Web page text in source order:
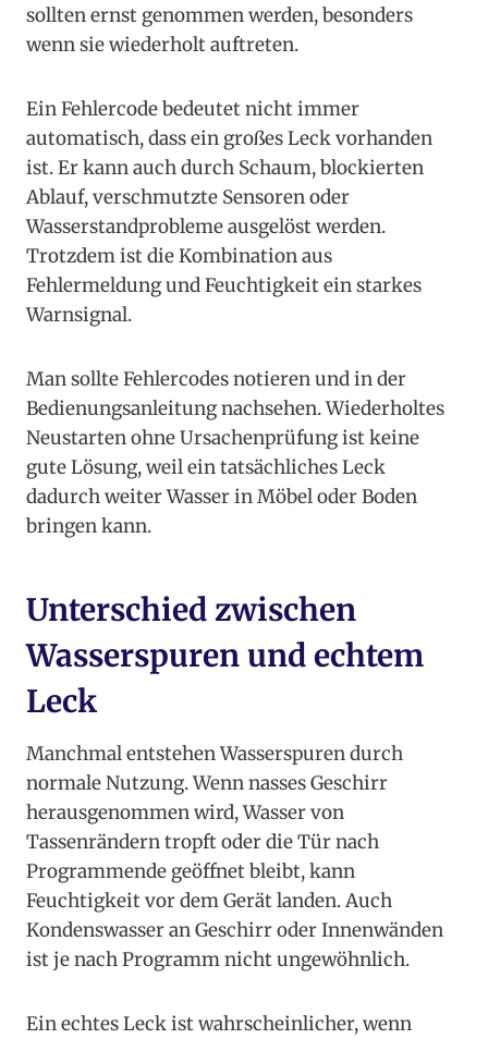
sollten ernst genommen werden, besonders
wenn sie wiederholt auftreten.
Ein Fehlercode bedeutet nicht immer
automatisch, dass ein großes Leck vorhanden
ist. Er kann auch durch Schaum, blockierten
Ablauf, verschmutzte Sensoren oder
Wasserstandprobleme ausgelöst werden.
Trotzdem ist die Kombination aus
Fehlermeldung und Feuchtigkeit ein starkes
Warnsignal.
Man sollte Fehlercodes notieren und in der
Bedienungsanleitung nachsehen. Wiederholtes
Neustarten ohne Ursachenprüfung ist keine
gute Lösung, weil ein tatsächliches Leck
dadurch weiter Wasser in Möbel oder Boden
bringen kann.
Unterschied zwischen
Wasserspuren und echtem
Leck
Manchmal entstehen Wasserspuren durch
normale Nutzung. Wenn nasses Geschirr
herausgenommen wird, Wasser von
Tassenrändern tropft oder die Tür nach
Programmende geöffnet bleibt, kann
Feuchtigkeit vor dem Gerät landen. Auch
Kondenswasser an Geschirr oder Innenwänden
ist je nach Programm nicht ungewöhnlich.
Ein echtes Leck ist wahrscheinlicher, wenn